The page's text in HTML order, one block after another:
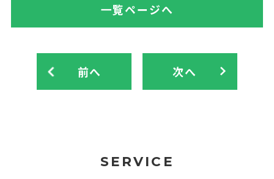
前へ
一覧ページへ
次へ
SERVICE